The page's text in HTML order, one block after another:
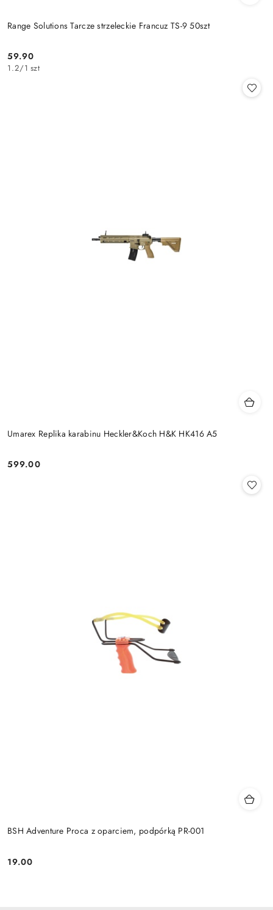
Range Solutions Tarcze strzeleckie Francuz TS-9 50szt
Cena:
59.90
1.2/1 szt
Umarex Replika karabinu Heckler&Koch H&K HK416 A5
Cena:
599.00
BSH Adventure Proca z oparciem, podpórką PR-001
Cena:
19.00